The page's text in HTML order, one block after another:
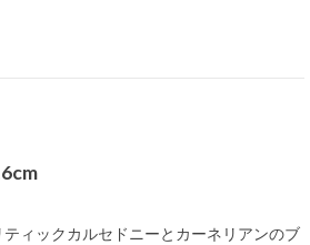
ィックカルセドニーとカーネリアンのブ